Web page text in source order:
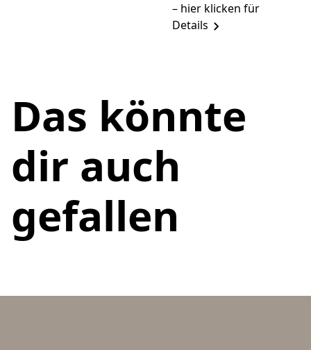
– hier klicken für
Details
Das könnte
dir auch
gefallen